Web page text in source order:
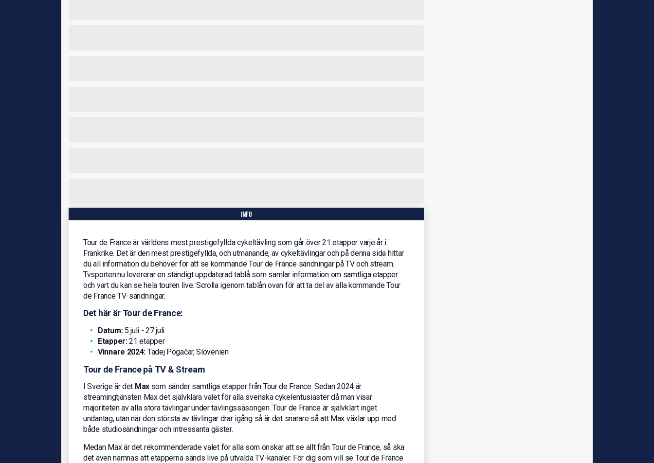
info
Tour de France är världens mest prestigefyllda cykeltävling som går över 21 etapper varje år i
Frankrike. Det är den mest prestigefyllda, och utmanande, av cykeltävlingar och på denna sida hittar
du all information du behöver för att se kommande Tour de France sändningar på TV och stream.
Tvsporten.nu levererar en ständigt uppdaterad tablå som samlar information om samtliga etapper
och vart du kan se hela touren live. Scrolla igenom tablån ovan för att ta del av alla kommande Tour
de France TV-sändningar.
Det här är Tour de France:
Datum:5 juli - 27 juli
Etapper:21 etapper
Vinnare 2024: Tadej Pogačar, Slovenien
Tour de France på TV & Stream
I Sverige är det Max som sänder samtliga etapper från Tour de France. Sedan 2024 är
streamingtjänsten Max det självklara valet för alla svenska cykelentusiaster då man visar
majoriteten av alla stora tävlingar under tävlingssäsongen. Tour de France är självklart inget
undantag, utan när den största av tävlingar drar igång så är det snarare så att Max växlar upp med
både studiosändningar och intressanta gäster.
Medan Max är det rekommenderade valet för alla som önskar att se allt från Tour de France, så ska
det även nämnas att etapperna sänds live på utvalda TV-kanaler. För dig som vill se Tour de France